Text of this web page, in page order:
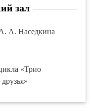
зал
А. Наседкина
«Трио